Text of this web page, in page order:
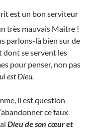
est un bon serviteur
très mauvais Maître !
parlons-là bien sur de
dont se servent les
pour penser, non pas
est Dieu.
il est question
ce faux
Dieu de son cœur et